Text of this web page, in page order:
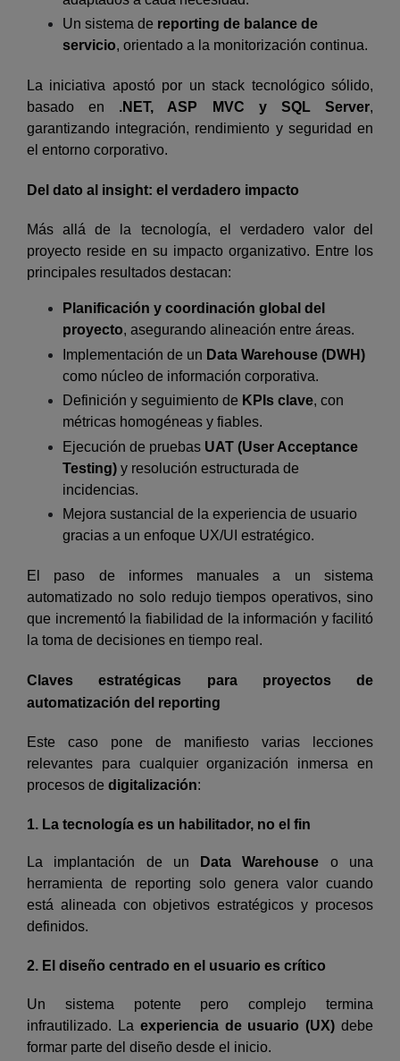
Un sistema de reporting de balance de
servicio, orientado a la monitorización continua.
La iniciativa apostó por un stack tecnológico sólido,
basado en .NET, ASP MVC y SQL Server,
garantizando integración, rendimiento y seguridad en
el entorno corporativo.
Del dato al insight: el verdadero impacto
Más allá de la tecnología, el verdadero valor del
proyecto reside en su impacto organizativo. Entre los
principales resultados destacan:
Planificación y coordinación global del
proyecto, asegurando alineación entre áreas.
Implementación de un Data Warehouse (DWH)
como núcleo de información corporativa.
Definición y seguimiento de KPIs clave, con
métricas homogéneas y fiables.
Ejecución de pruebas UAT (User Acceptance
Testing) y resolución estructurada de
incidencias.
Mejora sustancial de la experiencia de usuario
gracias a un enfoque UX/UI estratégico.
El paso de informes manuales a un sistema
automatizado no solo redujo tiempos operativos, sino
que incrementó la fiabilidad de la información y facilitó
la toma de decisiones en tiempo real.
Claves estratégicas para proyectos de
automatización del reporting
Este caso pone de manifiesto varias lecciones
relevantes para cualquier organización inmersa en
procesos de digitalización:
1. La tecnología es un habilitador, no el fin
La implantación de un Data Warehouse o una
herramienta de reporting solo genera valor cuando
está alineada con objetivos estratégicos y procesos
definidos.
2. El diseño centrado en el usuario es crítico
Un sistema potente pero complejo termina
infrautilizado. La experiencia de usuario (UX) debe
formar parte del diseño desde el inicio.